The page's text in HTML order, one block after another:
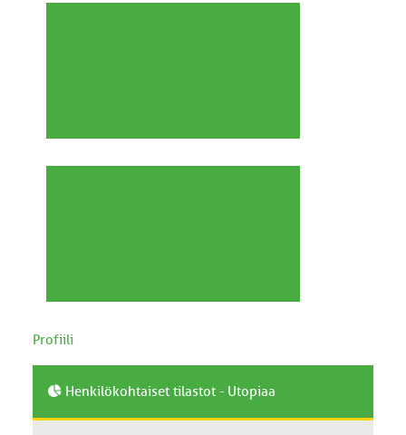
Profiili
Henkilökohtaiset tilastot - Utopiaa